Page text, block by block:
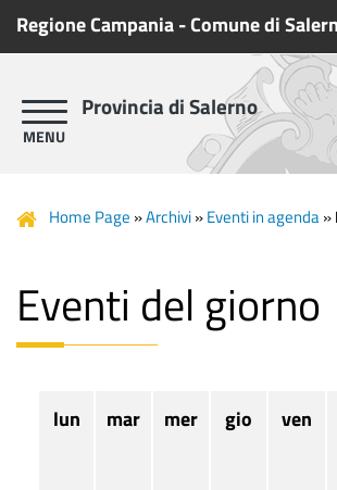
Regione Campania-Comune di
Provincia di Salerno
Home Page »Archivi»Eventi in agenda»
Eventi del giorno
lun mar mer gio ven